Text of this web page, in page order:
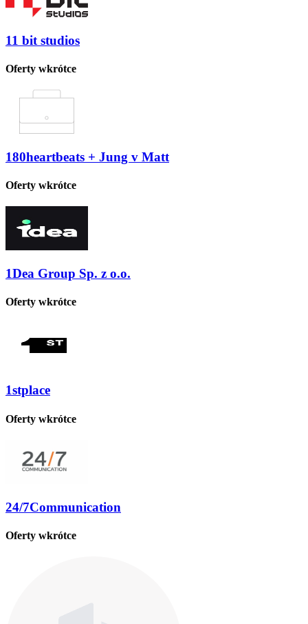
11 bit studios
Oferty wkrótce
180heartbeats + Jung v Matt
Oferty wkrótce
1Dea Group Sp. z o.o.
Oferty wkrótce
1stplace
Oferty wkrótce
24/7Communication
Oferty wkrótce